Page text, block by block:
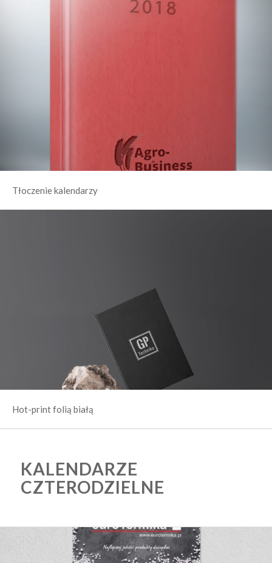
Tłoczenie kalendarzy
Hot-print folią białą
KALENDARZE
CZTERODZIELNE